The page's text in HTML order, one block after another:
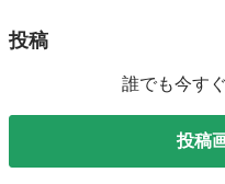
投稿
誰でも今す
投稿